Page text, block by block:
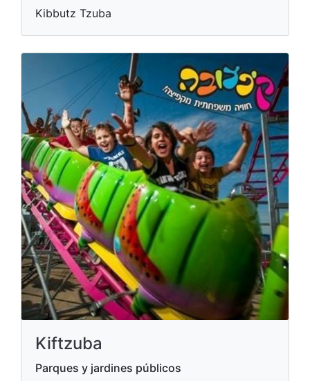
Kibbutz Tzuba
Kiftzuba
Parques y jardines públicos